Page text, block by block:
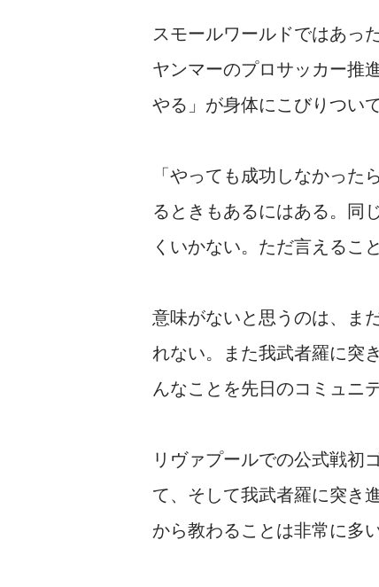
スモールワールドではあっ
ヤンマーのプロサッカー推
やる」が身体にこびりつい
「やっても成功しなかっ
るときもあるにはある。同
くいかない。ただ言えるこ
意味がないと思うのは、ま
れない。また我武者羅に突
んなことを先日のコミュニ
リヴァプールでの公式戦初
て、そして我武者羅に突き
から教わることは非常に多